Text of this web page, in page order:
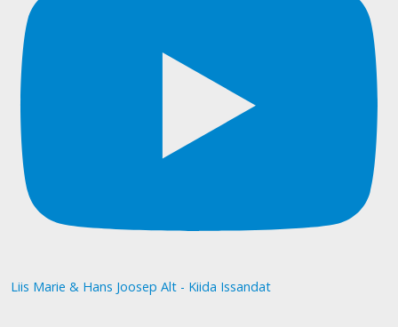
Liis Marie & Hans Joosep Alt - Kiida Issandat